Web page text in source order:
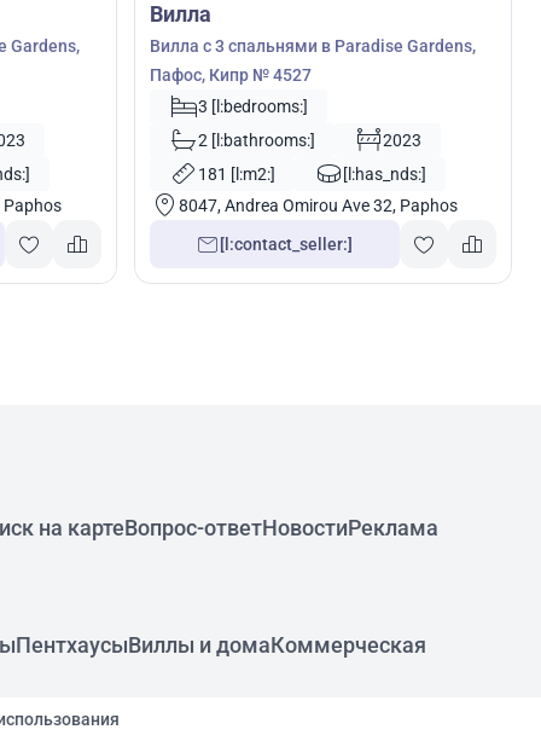
Gardens,
Paphos
Вилла
Вилла с 3 спальнями в Paradise Gardens,
Пафос, Кипр № 4527
3 [l:bedrooms:]
2 [l:bathrooms:]
2023
181 [l:m2:]
[l:has_nds:]
8047, Andrea Omirou Ave 32, Paphos
[l:contact_seller:]
на картеВопрос-ответНовостиРеклама
ПентхаусыВиллы и домаКоммерческая